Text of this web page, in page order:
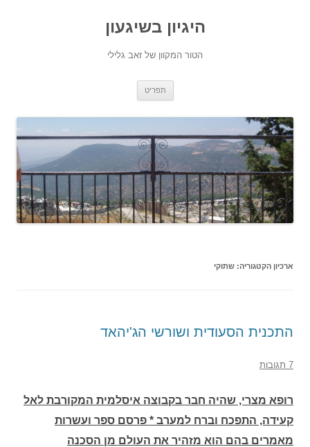
היגיון בשיגעון
הטור המקוון של זאב גלילי
תפריט
לתוכן
ארכיון הקטגוריה:שתוקי
התכנית הסעודית ושורשי הג'יהאד
רופא מצרי, שהיה חבר בקבוצה איסלמית המקורבת לאל
קעידה, התפכח וברח למערב * פרסם ספר ועשרות
מאמרים בהם הוא מזהיר את העולם מן הסכנה